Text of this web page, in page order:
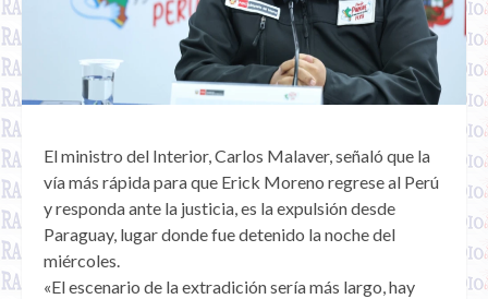
El ministro del Interior, Carlos Malaver, señaló que la
vía más rápida para que Erick Moreno regrese al Perú
y responda ante la justicia, es la expulsión desde
Paraguay, lugar donde fue detenido la noche del
miércoles.
«El escenario de la extradición sería más largo, hay